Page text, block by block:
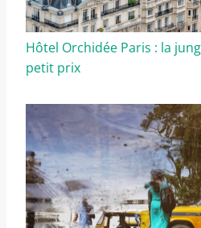
Hôtel Orchidée Paris : la
petit prix